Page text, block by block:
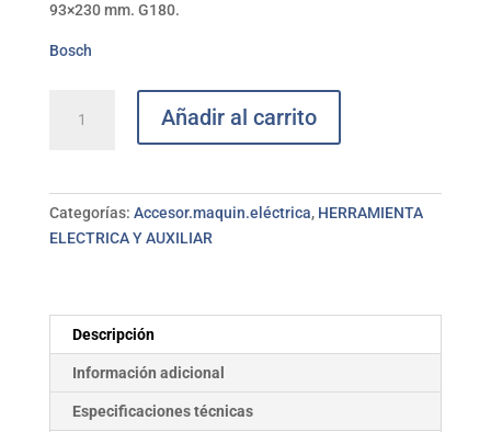
93×230 mm. G180.
Bosch
pinzas
cantidad
Añadir al carrito
Categorías: Accesor.maquin.eléctrica, HERRAMIENTA
ELECTRICA Y AUXILIAR
Descripción
Información adicional
Especificaciones técnicas